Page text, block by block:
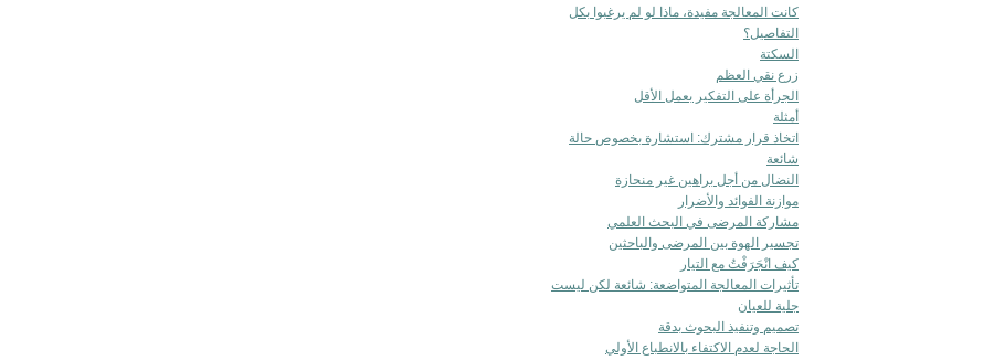
كانت المعالجة مفيدة، ماذا لو لم يرغبوا بكل
التفاصيل؟
السكتة
زرع نقي العظم
الجرأة على التفكير بعمل الأقل
أمثلة
اتخاذ قرار مشترك: استشارة بخصوص حالة
شائعة
النضال من أجل براهين غير منحازة
موازنة الفوائد والأضرار
مشاركة المرضى في البحث العلمي
تجسير الهوة بين المرضى والباحثين
كيف انْجَرَفْتُ مع التيار
تأثيرات المعالجة المتواضعة: شائعة لكن ليست
جلية للعيان
تصميم وتنفيذ البحوث بدقة
الحاجة لعدم الاكتفاء بالانطباع الأولي